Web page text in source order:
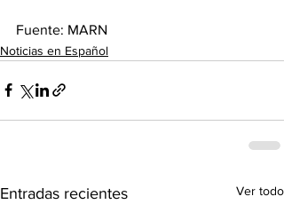
Fuente: MARN
Noticias en Español
Entradas recientes Ver todo